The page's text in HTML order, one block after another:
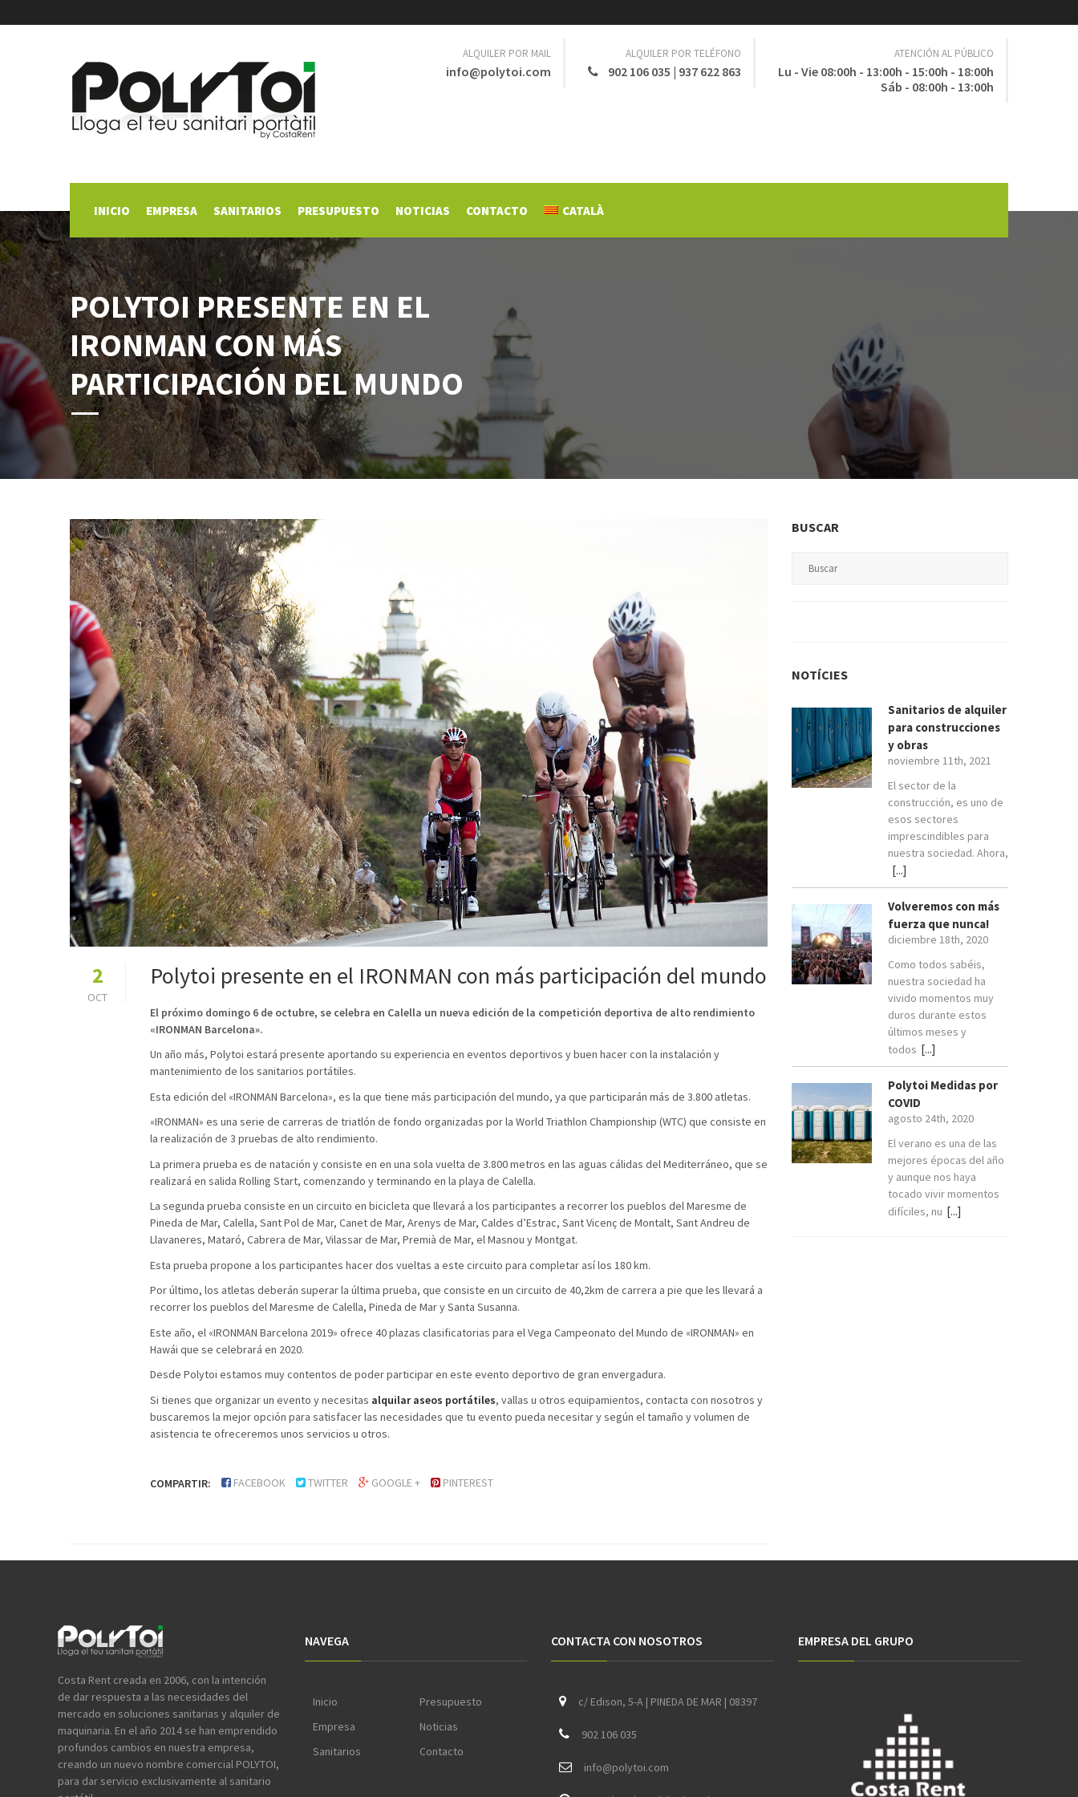
ALQUILER POR MAIL
info@polytoi.com
ALQUILER POR TELÉFONO
902 106 035 | 937 622 863
ATENCIÓN AL PÚBLICO
Lu - Vie 08:00h - 13:00h - 15:00h - 18:00h
Sáb - 08:00h - 13:00h
INICIO EMPRESA SANITARIOS PRESUPUESTO NOTICIAS CONTACTO CATALÀ
POLYTOI PRESENTE EN EL
IRONMAN CON MÁS
PARTICIPACIÓN DEL MUNDO
2
OCT
Polytoi presente en el IRONMAN con más participación del mundo
El próximo domingo 6 de octubre, se celebra en Calella un nueva edición de la competición deportiva de alto rendimiento
«IRONMAN Barcelona».
Un año más, Polytoi estará presente aportando su experiencia en eventos deportivos y buen hacer con la instalación y
mantenimiento de los sanitarios portátiles.
Esta edición del «IRONMAN Barcelona», es la que tiene más participación del mundo, ya que participarán más de 3.800 atletas.
«IRONMAN» es una serie de carreras de triatlón de fondo organizadas por la World Triathlon Championship (WTC) que consiste en
la realización de 3 pruebas de alto rendimiento.
La primera prueba es de natación y consiste en en una sola vuelta de 3.800 metros en las aguas cálidas del Mediterráneo, que se
realizará en salida Rolling Start, comenzando y terminando en la playa de Calella.
La segunda prueba consiste en un circuito en bicicleta que llevará a los participantes a recorrer los pueblos del Maresme de
Pineda de Mar, Calella, Sant Pol de Mar, Canet de Mar, Arenys de Mar, Caldes d’Estrac, Sant Vicenç de Montalt, Sant Andreu de
Llavaneres, Mataró, Cabrera de Mar, Vilassar de Mar, Premià de Mar, el Masnou y Montgat.
Esta prueba propone a los participantes hacer dos vueltas a este circuito para completar así los 180 km.
Por último, los atletas deberán superar la última prueba, que consiste en un circuito de 40,2km de carrera a pie que les llevará a
recorrer los pueblos del Maresme de Calella, Pineda de Mar y Santa Susanna.
Este año, el «IRONMAN Barcelona 2019» ofrece 40 plazas clasificatorias para el Vega Campeonato del Mundo de «IRONMAN» en
Hawái que se celebrará en 2020.
Desde Polytoi estamos muy contentos de poder participar en este evento deportivo de gran envergadura.
Si tienes que organizar un evento y necesitas alquilar aseos portátiles, vallas u otros equipamientos, contacta con nosotros y
buscaremos la mejor opción para satisfacer las necesidades que tu evento pueda necesitar y según el tamaño y volumen de
asistencia te ofreceremos unos servicios u otros.
COMPARTIR: FACEBOOK TWITTER GOOGLE + PINTEREST
BUSCAR
NOTÍCIES
Sanitarios de alquiler
para construcciones
y obras
noviembre 11th, 2021
El sector de la
construcción, es uno de
esos sectores
imprescindibles para
nuestra sociedad. Ahora,
[...]
Volveremos con más
fuerza que nunca!
diciembre 18th, 2020
Como todos sabéis,
nuestra sociedad ha
vivido momentos muy
duros durante estos
últimos meses y
todos [...]
Polytoi Medidas por
COVID
agosto 24th, 2020
El verano es una de las
mejores épocas del año
y aunque nos haya
tocado vivir momentos
difíciles, nu [...]
Costa Rent creada en 2006, con la intención
de dar respuesta a las necesidades del
mercado en soluciones sanitarias y alquiler de
maquinaria. En el año 2014 se han emprendido
profundos cambios en nuestra empresa,
creando un nuevo nombre comercial POLYTOI,
para dar servicio exclusivamente al sanitario
NAVEGA
Inicio
Empresa
Sanitarios
Presupuesto
Noticias
Contacto
CONTACTA CON NOSOTROS
c/ Edison, 5-A | PINEDA DE MAR | 08397
902 106 035
info@polytoi.com
EMPRESA DEL GRUPO